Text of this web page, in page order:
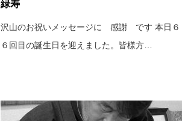
緑寿
沢山のお祝いメッセージに 感謝 です 本日６
６回目の誕生日を迎えました。皆様方…